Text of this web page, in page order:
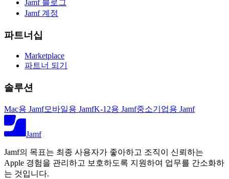
Jamf 블로그
Jamf 계정
파트너십
Marketplace
파트너 되기
솔루션
Mac용 Jamf모바일용 JamfK-12용 Jamf중소기업용 Jamf
Jamf
Jamf의 목표는 최종 사용자가 좋아하고 조직이 신뢰하는
Apple 경험을 관리하고 보호하도록 지원하여 업무를 간소화하
는 것입니다.